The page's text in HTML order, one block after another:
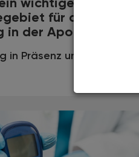
für die
in der Apotheke
in Präsenz und online (3